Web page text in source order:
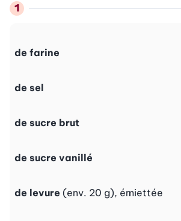
de farine
de sel
de sucre brut
de sucre vanillé
de levure (env. 20 g), émiettée